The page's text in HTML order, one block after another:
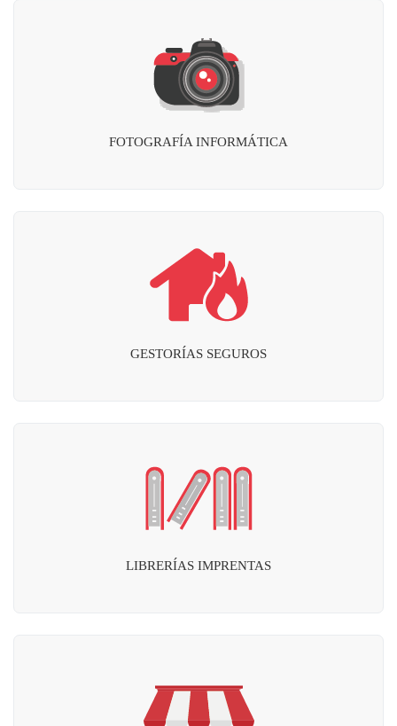
FOTOGRAFÍA INFORMÁTICA
GESTORÍAS SEGUROS
LIBRERÍAS IMPRENTAS